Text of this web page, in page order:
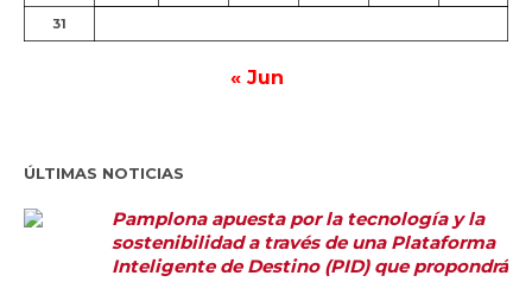
31
« Jun
ÚLTIMAS NOTICIAS
Pamplona apuesta por la tecnología y la
sostenibilidad a través de una Plataforma
Inteligente de Destino (PID) que propondrá